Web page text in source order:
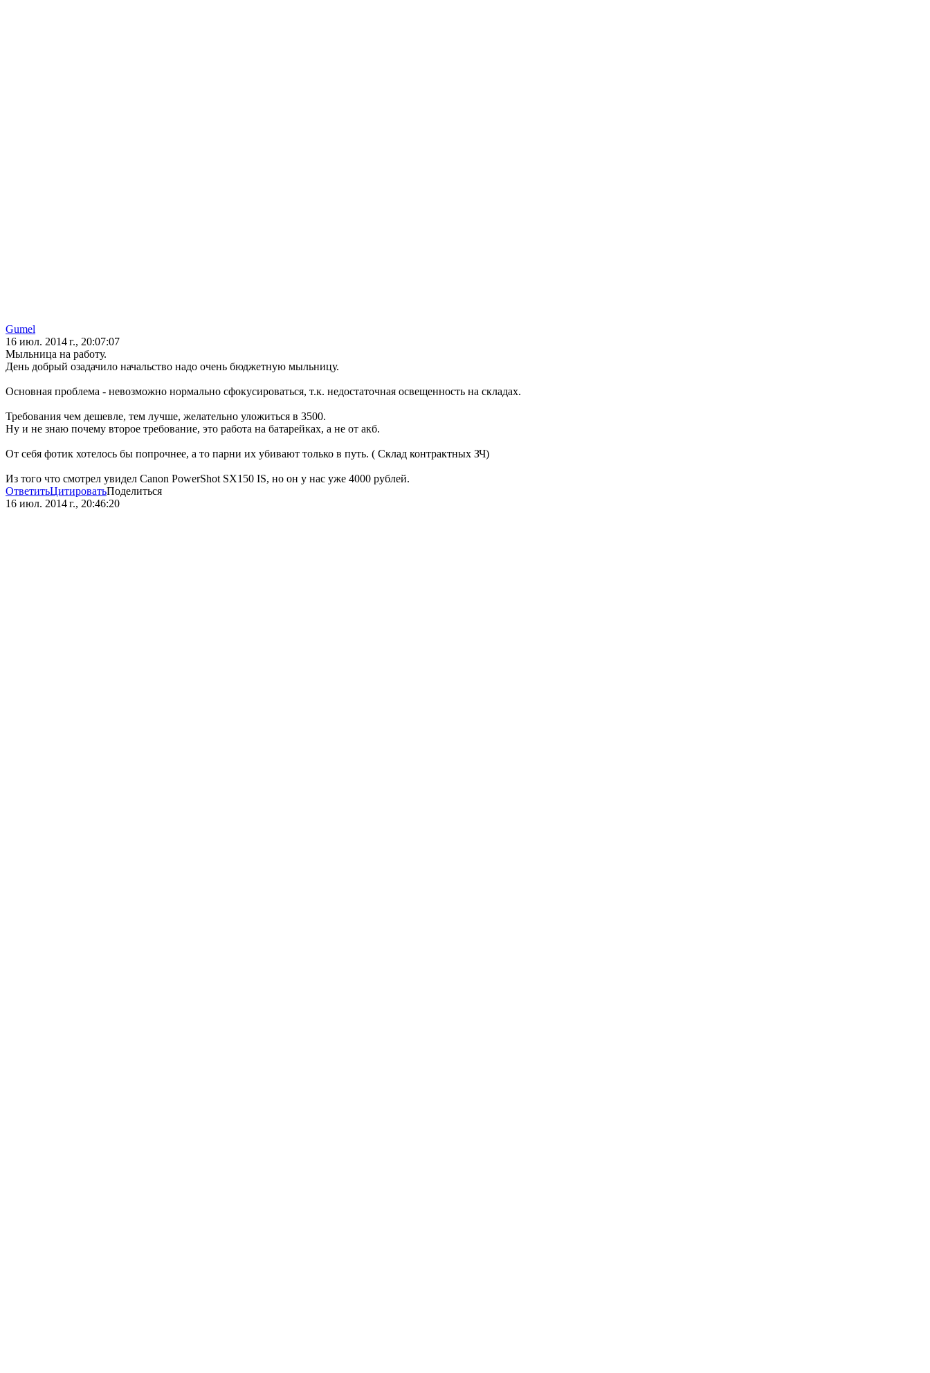
Gumel
16 июл. 2014 г., 20:07:07
Мыльница на работу.
День добрый озадачило начальство надо очень бюджетную мыльницу.
Основная проблема - невозможно нормально сфокусироваться, т.к. недостаточная освещенность на складах.
Требования чем дешевле, тем лучше, желательно уложиться в 3500.
Ну и не знаю почему второе требование, это работа на батарейках, а не от акб.
От себя фотик хотелось бы попрочнее, а то парни их убивают только в путь. ( Склад контрактных ЗЧ)
Из того что смотрел увидел Canon PowerShot SX150 IS, но он у нас уже 4000 рублей.
ОтветитьЦитироватьПоделиться
16 июл. 2014 г., 20:46:20